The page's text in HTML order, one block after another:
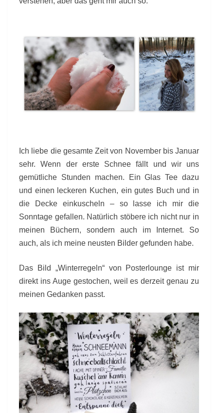
Ich liebe die gesamte Zeit von November bis Januar
sehr. Wenn der erste Schnee fällt und wir uns
gemütliche Stunden machen. Ein Glas Tee dazu
und einen leckeren Kuchen, ein gutes Buch und in
die Decke einkuscheln – so lasse ich mir die
Sonntage gefallen. Natürlich stöbere ich nicht nur in
meinen Büchern, sondern auch im Internet. So
auch, als ich meine neusten Bilder gefunden habe.
Das Bild „Winterregeln“ von Posterlounge ist mir
direkt ins Auge gestochen, weil es derzeit genau zu
meinen Gedanken passt.